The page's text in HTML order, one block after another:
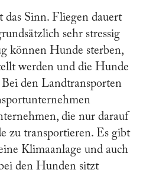
das Sinn. Fliegen dauert
sehr stressig
können Hunde sterben,
werden und die Hunde
den Landtransporten
die nur darauf
zu transportieren. Es gibt
Klimaanlage und auch
den Hunden sitzt